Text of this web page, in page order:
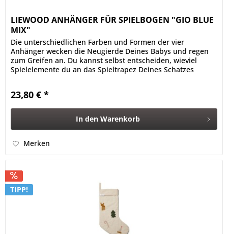
LIEWOOD ANHÄNGER FÜR SPIELBOGEN "GIO BLUE
MIX"
Die unterschiedlichen Farben und Formen der vier
Anhänger wecken die Neugierde Deines Babys und regen
zum Greifen an. Du kannst selbst entscheiden, wieviel
Spielelemente du an das Spieltrapez Deines Schatzes
23,80 € *
In den Warenkorb
Merken
TIPP!